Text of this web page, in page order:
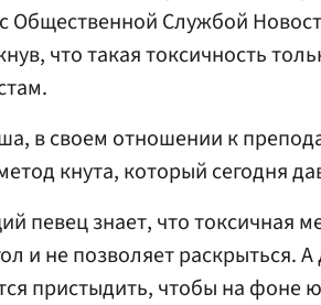
Общественной Службой
что такая токсичность
в своем отношении к
кнута, который сегодня
певец знает, что токсичная
и не позволяет раскрыться.
пристыдить, чтобы на фоне